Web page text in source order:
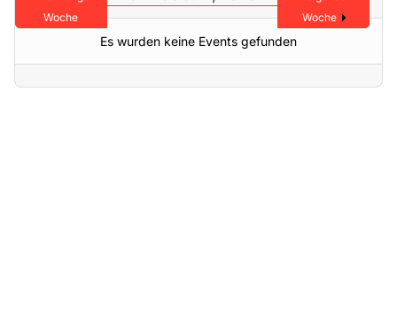
Woche
Woche
Es wurden keine Events gefunden